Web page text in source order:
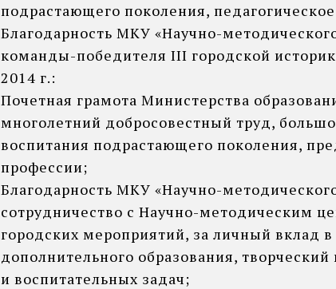
подрастающего поколения,
Благодарность МКУ «Научно-
команды-победителя III городской
2014 г.:
Почетная грамота Министерства
многолетний добросовестный труд,
воспитания подрастающего поколения,
профессии;
Благодарность МКУ «Научно-
сотрудничество с Научно-методическим
городских мероприятий, за личный вклад
дополнительного образования,
и воспитательных задач;